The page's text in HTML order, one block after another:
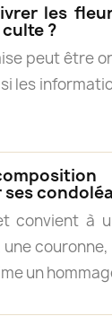
les
?
peut être
les
convient à
un